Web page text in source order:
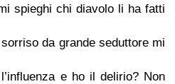
spieghi chi diavolo li ha fatti
da grande seduttore mi
e ho il delirio? Non